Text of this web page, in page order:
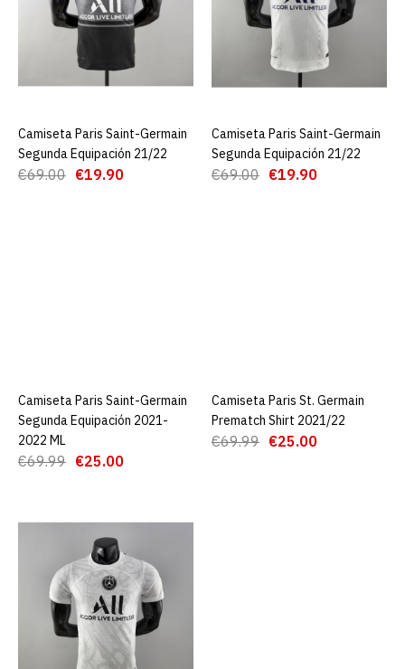
€23.00
AGREGAR AL CARRO
Camiseta París Saint-
Camiseta Paris Saint-
Germain Primera
AGREGAR AL CARRO
Camiseta Paris Saint-Germain
Segunda Equipación 21/22
€69.00 €19.90
AGREGAR AL CARRO
Camiseta Paris Saint-Germain
Segunda Equipación 21/22
€69.00 €19.90
AGREGAR AL CARRO
Camiseta Paris Saint-Germain
Segunda Equipación 2021-
2022 ML
€69.99 €25.00
AGREGAR AL CARRO
Camiseta Paris St. Germain
Prematch Shirt 2021/22
€69.99 €25.00